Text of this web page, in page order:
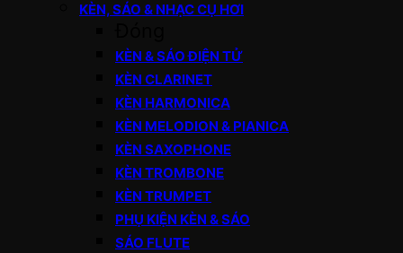
KÈN, SÁO & NHẠC CỤ HƠI
KÈN & SÁO ĐIỆN TỬ
KÈN CLARINET
KÈN HARMONICA
KÈN MELODION & PIANICA
KÈN SAXOPHONE
KÈN TROMBONE
KÈN TRUMPET
PHỤ KIỆN KÈN & SÁO
SÁO FLUTE